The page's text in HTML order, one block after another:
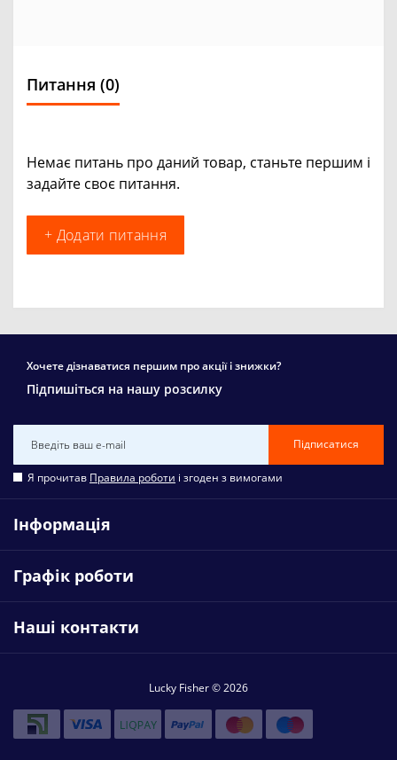
Питання (0)
Немає питань про даний товар, станьте першим і
задайте своє питання.
+ Додати питання
Хочете дізнаватися першим про акції і знижки?
Підпишіться на нашу розсилку
Підписатися
Я прочитав Правила роботи і згоден з вимогами
Інформація
Графік роботи
Наші контакти
Lucky Fisher © 2026